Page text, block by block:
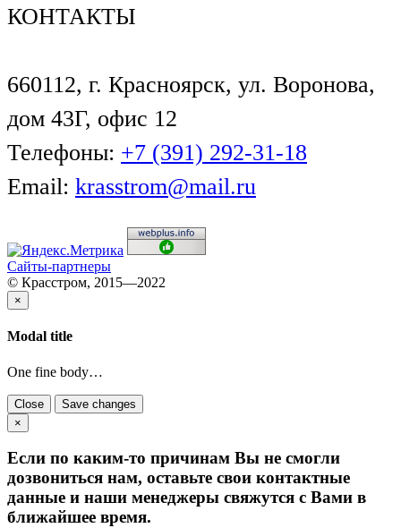
КОНТАКТЫ
660112, г. Красноярск, ул. Воронова,
дом 43Г, офис 12
Телефоны: +7 (391) 292-31-18
Email: krasstrom@mail.ru
Сайты-партнеры
© Красстром, 2015—2022
×
Modal title
One fine body…
Close
Save changes
×
Если по каким-то причинам Вы не смогли
дозвониться нам, оставьте свои контактные
данные и наши менеджеры свяжутся с Вами в
ближайшее время.